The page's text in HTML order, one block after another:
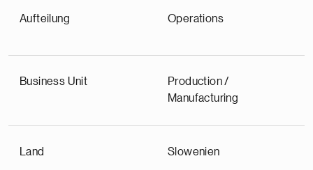
Aufteilung Operations
Business Unit
Production /
Manufacturing
Land Slowenien